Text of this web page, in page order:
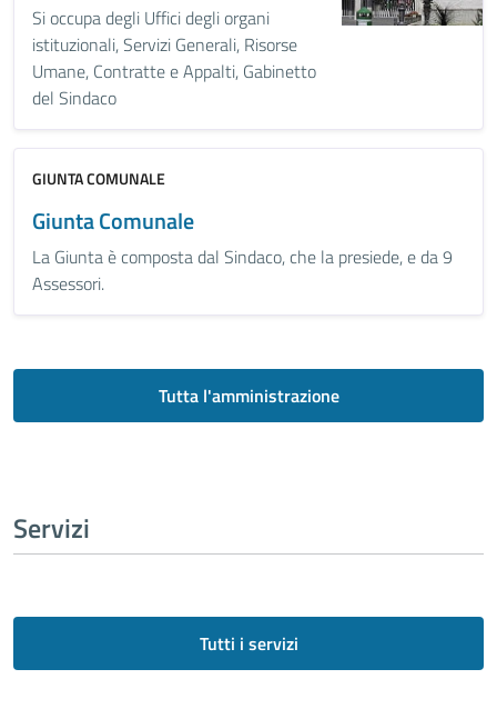
Si occupa degli Uffici degli organi
istituzionali, Servizi Generali, Risorse
Umane, Contratte e Appalti, Gabinetto
del Sindaco
GIUNTA COMUNALE
Giunta Comunale
La Giunta è composta dal Sindaco, che la presiede, e da 9
Assessori.
Tutta l'amministrazione
Servizi
Tutti i servizi